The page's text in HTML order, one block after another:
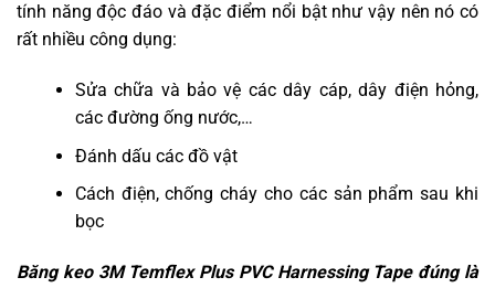
tính năng độc đáo và đặc điểm nổi bật như vậy nên nó có
rất nhiều công dụng:
Sửa chữa và bảo vệ các dây cáp, dây điện hỏng,
các đường ống nước,…
Đánh dấu các đồ vật
Cách điện, chống cháy cho các sản phẩm sau khi
bọc
Băng keo 3M Temflex Plus PVC Harnessing Tape đúng là